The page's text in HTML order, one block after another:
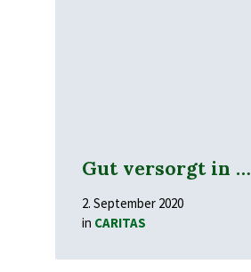
Gut versorgt in …
2. September 2020
in CARITAS